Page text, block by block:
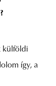
külföldi
így, a